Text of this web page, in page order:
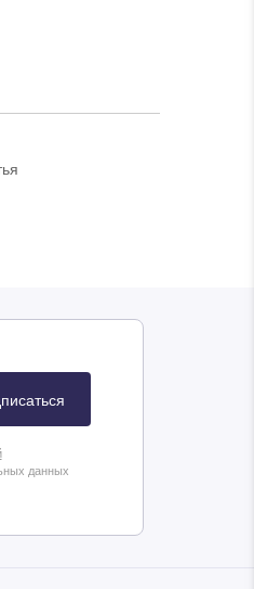
данных
Перейти в корзину